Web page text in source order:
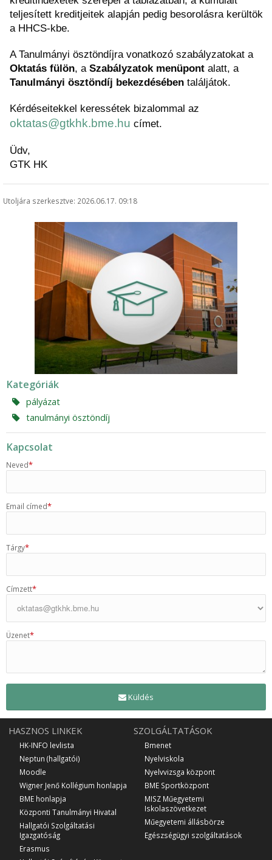
teljesített kreditjeitek alapján pedig besorolásra kerültök
a HHCS-kbe.
A Tanulmányi ösztöndíjra vonatkozó szabályzatokat a
Oktatás fülön, a Szabályzatok menüpont alatt, a
Tanulmányi ösztöndíj bekezdésében találjátok.
oktatas@gtkhk.bme.hu címet.
Üdv,
GTK HK
Utoljára szerkesztve: 2026.06.17. 09:18
Kategóriák
pályázat
tanulmányi ösztöndíj
Kapcsolat
Neved*
Email címed*
Tárgy*
Címzett*
Üzenet*
Küldés
HASZNOS LINKEK
HK-INFO levlista
Neptun (hallgatói)
Moodle
Wigner Jenő Kollégium honlapja
BME honlapja
Központi Tanulmányi Hivatal
Hallgatói Szolgáltatási
Igazgatóság
Erasmus
SZOLGÁLTATÁSOK
Bmenet
Nyelviskola
Nyelvvizsga központ
BME Sportközpont
MISZ Műegyetemi
Iskolaszövetkezet
Műegyetemi állásbörze
Egészségügyi szolgáltatások